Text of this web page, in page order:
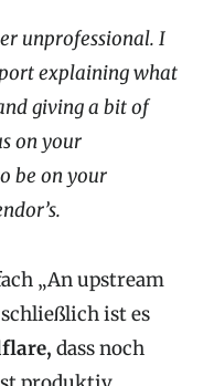
unprofessional. I
explaining what
giving a bit of
on your
be on your
„An upstream
ist es
dass noch